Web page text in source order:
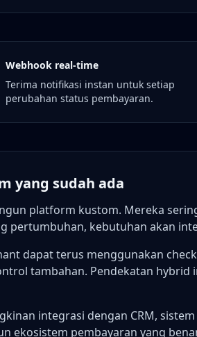
Webhook real-time
Terima notifikasi instan untuk setiap
perubahan status pembayaran.
yang sudah ada
platform kustom. Mereka
pertumbuhan, kebutuhan akan
dapat terus menggunakan
tambahan. Pendekatan
integrasi dengan CRM,
ekosistem pembayaran yang